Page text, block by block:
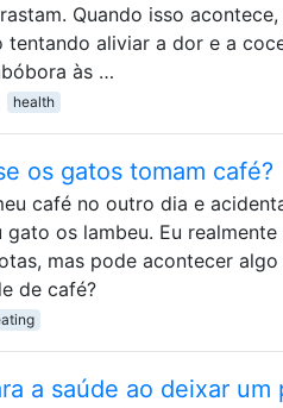
Quando isso
tentando aliviar a dor e a
às …
health
os gatos tomam café?
café no outro dia e
gato os lambeu. Eu
mas pode acontecer
de café?
a saúde ao deixar